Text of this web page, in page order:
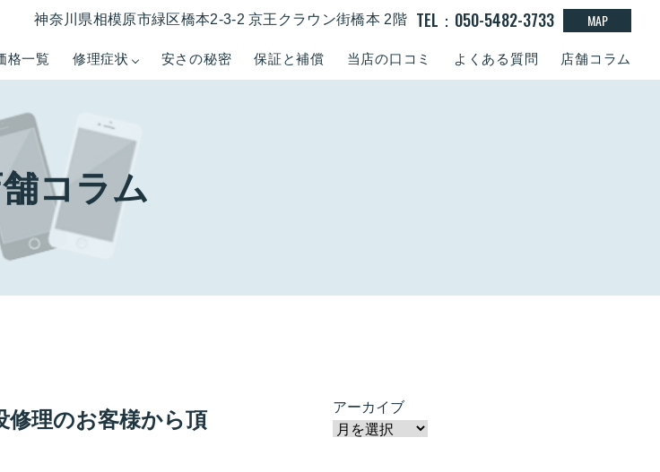
格一覧 修理症状 安さの秘密 保証と補償 当店の口コミ よくある質問 店舗コラム
神奈川県相模原市緑区橋本2-3-2 京王クラウン街橋本 2階 TEL：050-5482-3733 MAP
コラム
修理のお客様から頂
アーカイブ